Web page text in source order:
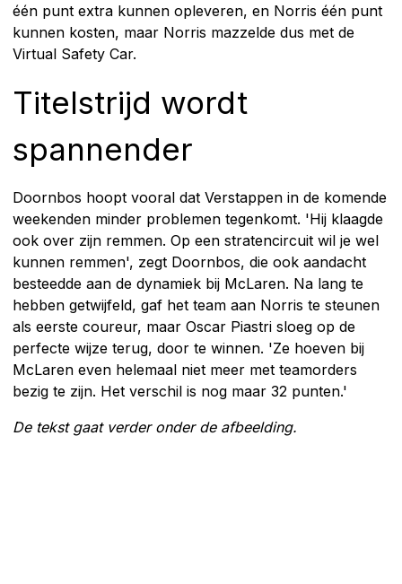
één punt extra kunnen opleveren, en Norris één punt
kunnen kosten, maar Norris mazzelde dus met de
Virtual Safety Car.
Titelstrijd wordt
spannender
Doornbos hoopt vooral dat Verstappen in de komende
weekenden minder problemen tegenkomt. 'Hij klaagde
ook over zijn remmen. Op een stratencircuit wil je wel
kunnen remmen', zegt Doornbos, die ook aandacht
besteedde aan de dynamiek bij McLaren. Na lang te
hebben getwijfeld, gaf het team aan Norris te steunen
als eerste coureur, maar Oscar Piastri sloeg op de
perfecte wijze terug, door te winnen. 'Ze hoeven bij
McLaren even helemaal niet meer met teamorders
bezig te zijn. Het verschil is nog maar 32 punten.'
De tekst gaat verder onder de afbeelding.